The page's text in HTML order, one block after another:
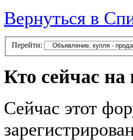
Вернуться в
Перейти:
Кто сейчас
Сейчас этот